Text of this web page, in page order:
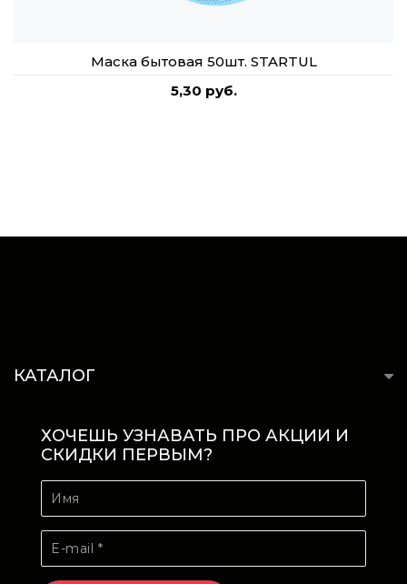
Маска бытовая 50шт. STARTUL
5,30 руб.
КАТАЛОГ
ХОЧЕШЬ УЗНАВАТЬ ПРО АКЦИИ И
СКИДКИ ПЕРВЫМ?